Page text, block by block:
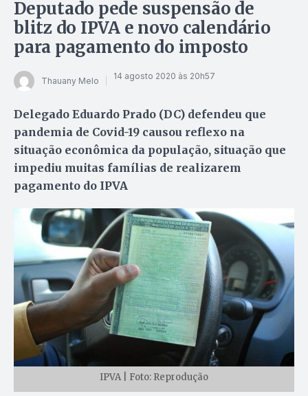
Deputado pede suspensão de
blitz do IPVA e novo calendário
para pagamento do imposto
Thauany Melo 14 agosto 2020 às 20h57
Delegado Eduardo Prado (DC) defendeu que
pandemia de Covid-19 causou reflexo na
situação econômica da população, situação que
impediu muitas famílias de realizarem
pagamento do IPVA
IPVA | Foto: Reprodução